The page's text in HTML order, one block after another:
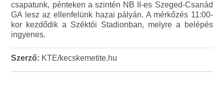
csapatunk, pénteken a szintén NB II-es Szeged-Csanád
GA lesz az ellenfelünk hazai pályán. A mérkőzés 11:00-
kor kezdődik a Széktói Stadionban, melyre a belépés
ingyenes.
Szerző: KTE/kecskemetite.hu